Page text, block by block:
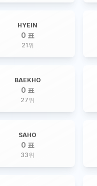
HYEIN
0 표
21위
BAEKHO
0 표
27위
SAHO
0 표
33위